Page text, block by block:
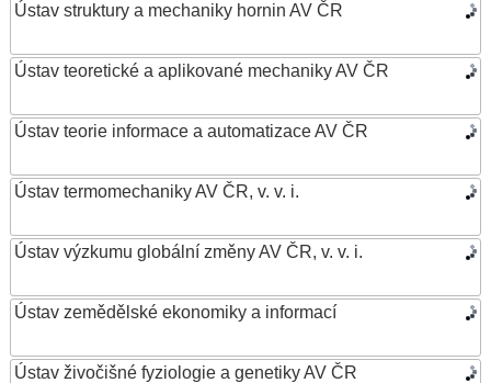
Ústav struktury a mechaniky hornin AV ČR
Ústav teoretické a aplikované mechaniky AV ČR
Ústav teorie informace a automatizace AV ČR
Ústav termomechaniky AV ČR, v. v. i.
Ústav výzkumu globální změny AV ČR, v. v. i.
Ústav zemědělské ekonomiky a informací
Ústav živočišné fyziologie a genetiky AV ČR